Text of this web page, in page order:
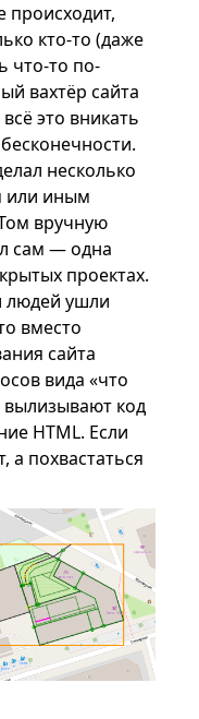
кто-то (даже
что-то по-
вахтёр сайта
это вникать
несколько
или иным
вручную
сам — одна
проектах.
людей ушли
вместо
сайта
вида «что
вылизывают код
HTML. Если
а похвастаться